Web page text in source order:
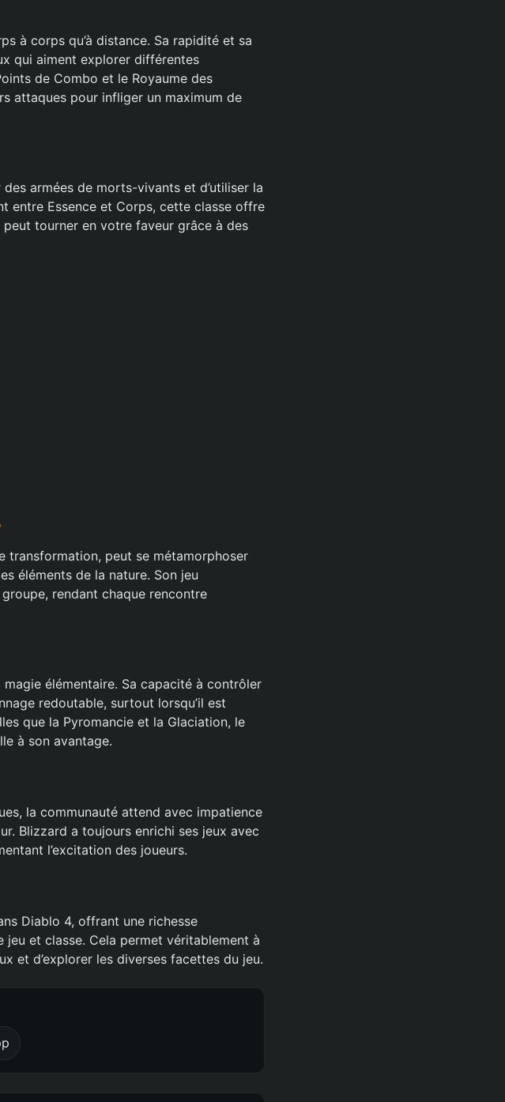
à corps qu’à distance. Sa rapidité et sa
qui aiment explorer différentes
de Combo et le Royaume des
attaques pour infliger un maximum de
armées de morts-vivants et d’utiliser la
entre Essence et Corps, cette classe offre
tourner en votre faveur grâce à des
transformation, peut se métamorphoser
éléments de la nature. Son jeu
groupe, rendant chaque rencontre
élémentaire. Sa capacité à contrôler
redoutable, surtout lorsqu’il est
que la Pyromancie et la Glaciation, le
à son avantage.
la communauté attend avec impatience
Blizzard a toujours enrichi ses jeux avec
l’excitation des joueurs.
Diablo 4, offrant une richesse
et classe. Cela permet véritablement à
et d’explorer les diverses facettes du jeu.